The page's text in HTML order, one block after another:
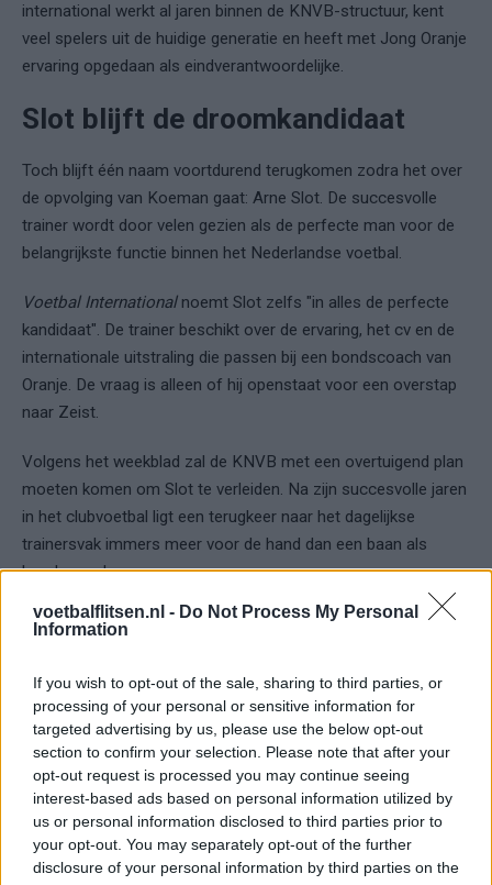
voetbalflitsen.nl - Do Not Process My Personal
Information
If you wish to opt-out of the sale, sharing to third parties, or
processing of your personal or sensitive information for
targeted advertising by us, please use the below opt-out
section to confirm your selection. Please note that after your
opt-out request is processed you may continue seeing
interest-based ads based on personal information utilized by
us or personal information disclosed to third parties prior to
your opt-out. You may separately opt-out of the further
disclosure of your personal information by third parties on the
international werkt al jaren binnen de KNVB-structuur, kent
veel spelers uit de huidige generatie en heeft met Jong Oranje
ervaring opgedaan als eindverantwoordelijke.
Slot blijft de droomkandidaat
Toch blijft één naam voortdurend terugkomen zodra het over
de opvolging van Koeman gaat: Arne Slot. De succesvolle
trainer wordt door velen gezien als de perfecte man voor de
belangrijkste functie binnen het Nederlandse voetbal.
Voetbal Internationalnoemt Slot zelfs "in alles de perfecte
kandidaat". De trainer beschikt over de ervaring, het cv en de
internationale uitstraling die passen bij een bondscoach van
Oranje. De vraag is alleen of hij openstaat voor een overstap
naar Zeist.
Volgens het weekblad zal de KNVB met een overtuigend plan
moeten komen om Slot te verleiden. Na zijn succesvolle jaren
in het clubvoetbal ligt een terugkeer naar het dagelijkse
trainersvak immers meer voor de hand dan een baan als
bondscoach.
Ook Bosz wordt genoemd
Bij ESPN werd ondertussen ook de naam van Peter Bosz
genoemd. Analisten Arnold Bruggink, Karim El Ahmadi en
Marciano Vink vinden dat de KNVB breder moet kijken dan
alleen de namen die momenteel rondzingen.
Bruggink begrijpt niet waarom de bond niet eerder heeft
voorgesorteerd op het vertrek van Koeman. "Je had deze
situatie al kunnen intekenen", stelt hij. Volgens de oud-